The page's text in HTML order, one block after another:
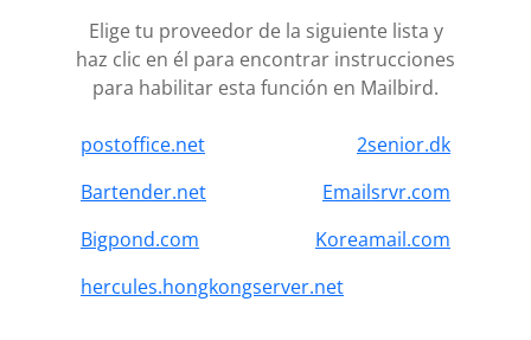
Elige tu proveedor de la siguiente lista y
haz clic en él para encontrar instrucciones
para habilitar esta función en Mailbird.
postoffice.net
2senior.dk
Bartender.net
Emailsrvr.com
Bigpond.com
Koreamail.com
hercules.hongkongserver.net